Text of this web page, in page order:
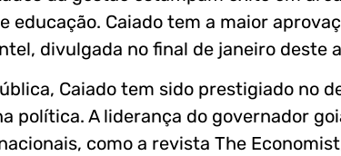
educação. Caiado tem a maior
divulgada no final de janeiro deste
Caiado tem sido prestigiado no
política. A liderança do governador
como a revista The